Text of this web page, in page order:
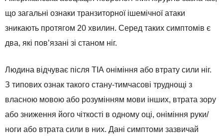
що загальні ознаки транзиторної ішемічної атаки
зникають протягом 20 хвилин. Серед таких симптомів є
два, які пов’язані зі станом ніг.
Людина відчуває після ТІА оніміння або втрату сили ніг.
З типових ознак такого стану-тимчасові труднощі з
власною мовою або розумінням мови інших, втрата зору
або зниження його чіткості в одному оці, оніміння руки/
ноги або втрата сили в них. Дані симптоми зазвичай